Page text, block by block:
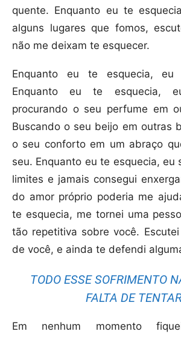
quente. Enquanto eu te
alguns lugares que fomos,
não me deixam te esquecer.
Enquanto eu te esquecia,
Enquanto eu te esquecia,
procurando o seu perfume em
Buscando o seu beijo em outras
o seu conforto em um abraço
seu. Enquanto eu te esquecia, eu
limites e jamais consegui
do amor próprio poderia me
te esquecia, me tornei uma
tão repetitiva sobre você.
de você, e ainda te defendi
TODO ESSE SOFRIMENTO
FALTA DE
Em nenhum momento